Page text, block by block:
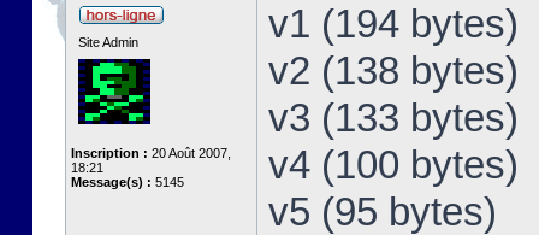
Site Admin
Inscription : 20 Août 2007,
18:21
Message(s) : 5145
v1 (194 bytes)
v2 (138 bytes)
v3 (133 bytes)
v4 (100 bytes)
v5 (95 bytes)